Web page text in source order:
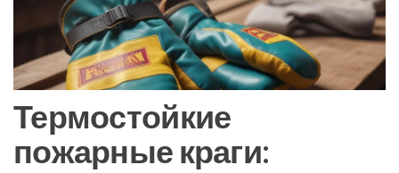
Термостойкие
пожарные краги: